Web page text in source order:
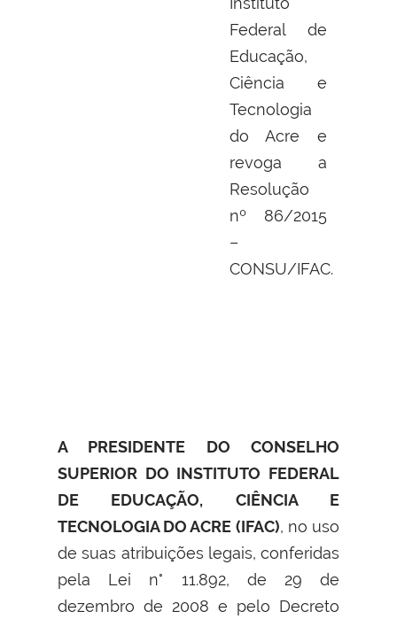
Federal de
Educação,
Ciência e
Tecnologia
do Acre e
revoga a
Resolução
nº 86/2015
–
CONSU/IFAC.
A PRESIDENTE DO CONSELHO
SUPERIOR DO INSTITUTO FEDERAL
DE EDUCAÇÃO, CIÊNCIA E
TECNOLOGIA DO ACRE (IFAC), no uso
de suas atribuições legais, conferidas
pela Lei n° 11.892, de 29 de
dezembro de 2008 e pelo Decreto